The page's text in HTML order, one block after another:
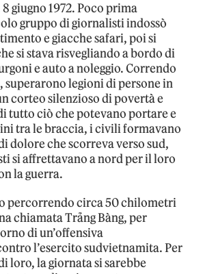
giugno 1972. Poco prima
gruppo di giornalisti indossò
e giacche safari, poi si
si stava risvegliando a bordo di
e auto a noleggio. Correndo
superarono legioni di persone in
corteo silenzioso di povertà e
tutto ciò che potevano portare e
tra le braccia, i civili formavano
dolore che scorreva verso sud,
si affrettavano a nord per il loro
la guerra.
percorrendo circa 50 chilometri
chiamata Trảng Bàng, per
di un’offensiva
l’esercito sudvietnamita. Per
loro, la giornata si sarebbe